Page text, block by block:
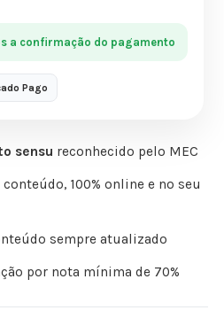
sensu reconhecido pelo MEC
conteúdo, 100% online e no seu
sempre atualizado
por nota mínima de 70%
a confirmação do pagamento
Pago